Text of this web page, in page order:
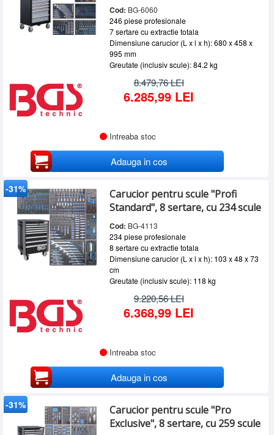
Cod: BG-6060
246 piese profesionale
7 sertare cu extractie totala
Dimensiune carucior (L x l x h): 680 x 458 x
995 mm
Greutate (inclusiv scule): 84.2 kg
8.479,76 LEI
6.285,99 LEI
Intreaba stoc
Adauga in cos
-31%
Carucior pentru scule "Profi
Standard", 8 sertare, cu 234 scule
Cod: BG-4113
234 piese profesionale
8 sertare cu extractie totala
Dimensiune carucior (L x l x h): 103 x 48 x 73
cm
Greutate (inclusiv scule): 118 kg
9.220,56 LEI
6.368,99 LEI
Intreaba stoc
Adauga in cos
-31%
Carucior pentru scule "Pro
Exclusive", 8 sertare, cu 259 scule